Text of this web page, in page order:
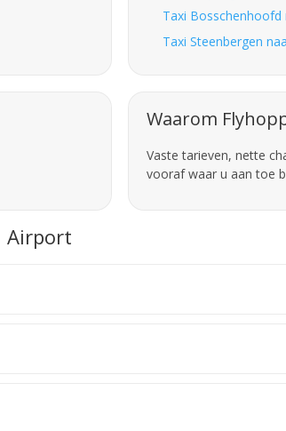
Taxi
Taxi Steenbergen
Waarom
Vaste tarieven, nette
vooraf waar u aan toe
Airport